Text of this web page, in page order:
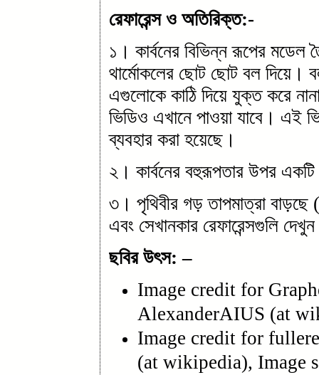
রেফারেন্স ও অতিরিক্ত:-
১। কার্বনের বিভিন্ন রূপের মডেল
থার্মোকলের ছোট ছোট বল দিয়ে।
এগুলোকে কাঠি দিয়ে যুক্ত করে
ভিডিও এখানে পাওয়া যাবে। এই
ব্যবহার করা হয়েছে।
২। কার্বনের বহুরূপতার উপর একটি
৩। পৃথিবীর গড় তাপমাত্রা বাড়ছে
এবং সেখানকার রেফারেন্সগুলি
ছবির উৎস: –
Image credit for
AlexanderAIUS (at
Image credit for
(at wikipedia), Image